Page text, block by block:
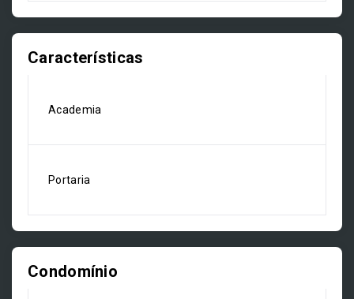
Características
Academia
Portaria
Condomínio